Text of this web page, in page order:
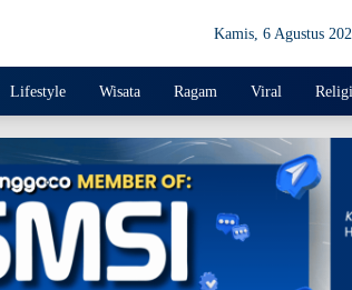
Kamis, 6 Agustus
Lifestyle Wisata Ragam Viral Religi